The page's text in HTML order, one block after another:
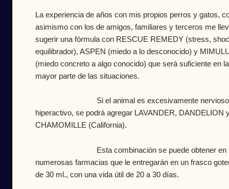
La experiencia de años con mis propios perros y gatos,
asimismo con los de amigos, familiares y terceros me
sugerir una fórmula con RESCUE REMEDY (stress,
equilibrador), ASPEN (miedo a lo desconocido) y
(miedo concreto a algo conocido) que será suficiente en la
mayor parte de las situaciones.
Si el animal es excesivamente nervioso
hiperactivo, se podrá agregar LAVANDER, DANDELION
CHAMOMILLE (California).
Esta combinación se puede obtener en
numerosas farmacias que le entregarán en un frasco
de 30 ml., con una vida útil de 20 a 30 días.